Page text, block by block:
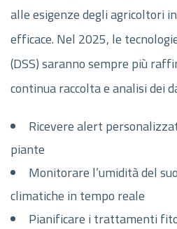
alle esigenze degli agricoltori
efficace. Nel 2025, le
(DSS) saranno sempre più
continua raccolta e analisi dei
Ricevere alert
piante
Monitorare l’umidità del
climatiche in tempo reale
Pianificare i trattamenti